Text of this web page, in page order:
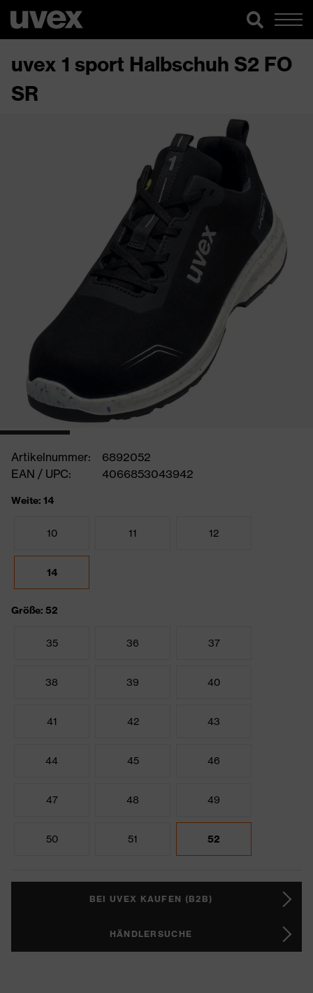
uvex 1 sport Halbschuh S2 FO
SR
Artikelnummer:
6892052
EAN / UPC:
4066853043942
Weite: 14
10 11 12
14
Größe: 52
35 36 37
38 39 40
41 42 43
44 45 46
47 48 49
50 51 52
BEI UVEX KAUFEN (B2B)
HÄNDLERSUCHE